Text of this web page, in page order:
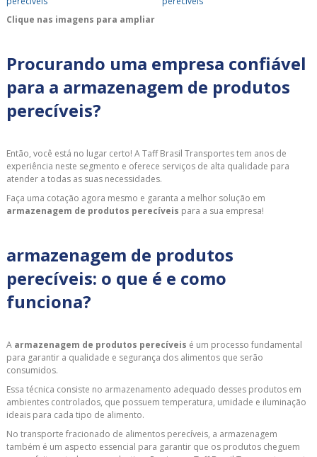
Clique nas imagens para ampliar
Procurando uma empresa confiável
para a armazenagem de produtos
perecíveis?
Então, você está no lugar certo! A Taff Brasil Transportes tem anos de
experiência neste segmento e oferece serviços de alta qualidade para
atender a todas as suas necessidades.
Faça uma cotação agora mesmo e garanta a melhor solução em
armazenagem de produtos perecíveis para a sua empresa!
armazenagem de produtos
perecíveis: o que é e como
funciona?
A armazenagem de produtos perecíveis é um processo fundamental
para garantir a qualidade e segurança dos alimentos que serão
consumidos.
Essa técnica consiste no armazenamento adequado desses produtos em
ambientes controlados, que possuem temperatura, umidade e iluminação
ideais para cada tipo de alimento.
No transporte fracionado de alimentos perecíveis, a armazenagem
também é um aspecto essencial para garantir que os produtos cheguem